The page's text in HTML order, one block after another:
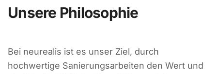
Unsere Philosophie
Bei neurealis ist es unser Ziel, durch
hochwertige Sanierungsarbeiten den Wert und